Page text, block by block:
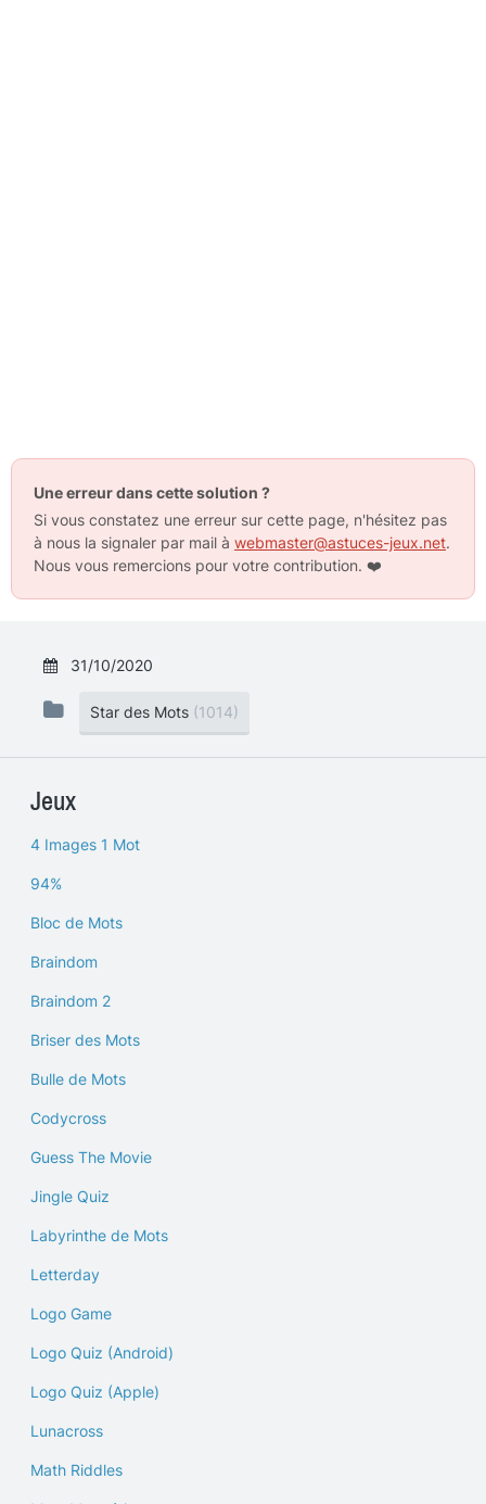
Une erreur dans cette solution ?
Si vous constatez une erreur sur cette page, n'hésitez pas
à nous la signaler par mail à webmaster@astuces-jeux.net.
Nous vous remercions pour votre contribution. ❤️
31/10/2020
Star des Mots (1014)
Jeux
4 Images 1 Mot
94%
Bloc de Mots
Braindom
Braindom 2
Briser des Mots
Bulle de Mots
Codycross
Guess The Movie
Jingle Quiz
Labyrinthe de Mots
Letterday
Logo Game
Logo Quiz (Android)
Logo Quiz (Apple)
Lunacross
Math Riddles